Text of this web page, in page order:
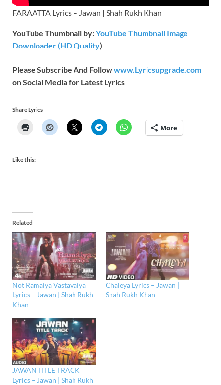
FARAATTA Lyrics – Jawan | Shah Rukh Khan
YouTube Thumbnail by:YouTube Thumbnail Image
Downloader (HD Quality)
Please Subscribe And Followwww.Lyricsupgrade.com
on Social Media for Latest Lyrics
Share Lyrics
More
Like this:
Related
Not Ramaiya Vastavaiya
Lyrics – Jawan | Shah Rukh
Khan
Chaleya Lyrics – Jawan |
Shah Rukh Khan
JAWAN TITLE TRACK
Lyrics – Jawan | Shah Rukh